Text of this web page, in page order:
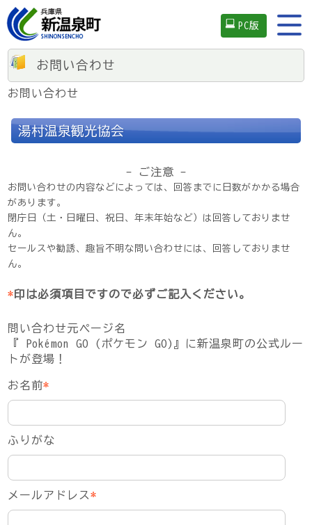
PC版
お問い合わせ
お問い合わせ
湯村温泉観光協会
- ご注意 -
お問い合わせの内容などによっては、回答までに日数がかかる場合
があります。
閉庁日（土・日曜日、祝日、年末年始など）は回答しておりませ
ん。
セールスや勧誘、趣旨不明な問い合わせには、回答しておりませ
ん。
*印は必須項目ですので必ずご記入ください。
問い合わせ元ページ名
『 Pokémon GO (ポケモン GO)』に新温泉町の公式ルー
トが登場！
お名前*
ふりがな
メールアドレス*